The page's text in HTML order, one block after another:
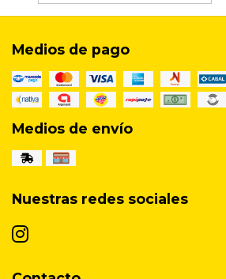
Medios de pago
Medios de envío
Nuestras redes sociales